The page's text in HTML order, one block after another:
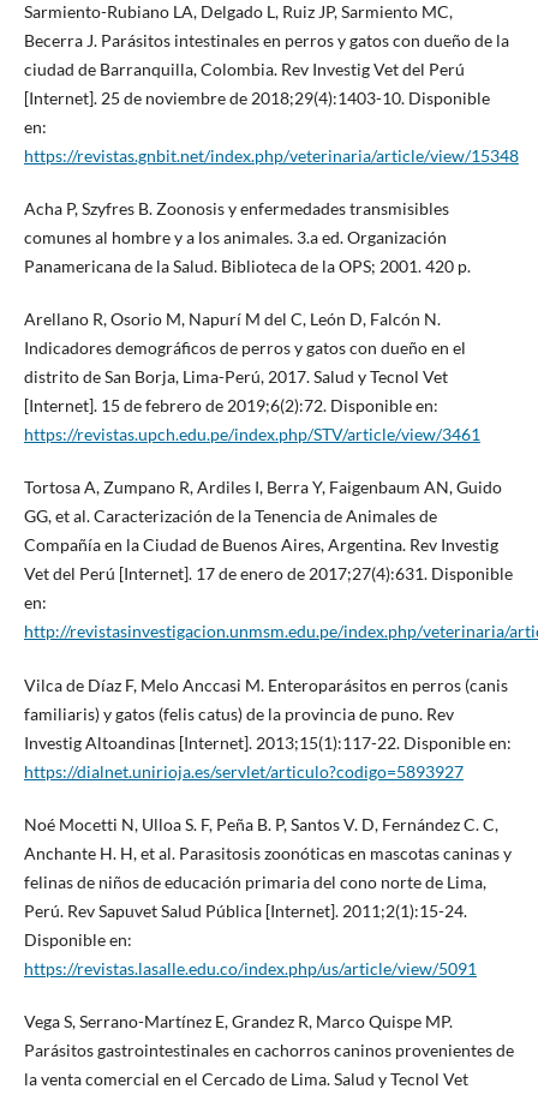
Sarmiento-Rubiano LA, Delgado L, Ruiz JP, Sarmiento MC,
Becerra J. Parásitos intestinales en perros y gatos con dueño de la
ciudad de Barranquilla, Colombia. Rev Investig Vet del Perú
[Internet]. 25 de noviembre de 2018;29(4):1403-10. Disponible
en:
https://revistas.gnbit.net/index.php/veterinaria/article/view/15348
Acha P, Szyfres B. Zoonosis y enfermedades transmisibles
comunes al hombre y a los animales. 3.a ed. Organización
Panamericana de la Salud. Biblioteca de la OPS; 2001. 420 p.
Arellano R, Osorio M, Napurí M del C, León D, Falcón N.
Indicadores demográficos de perros y gatos con dueño en el
distrito de San Borja, Lima-Perú, 2017. Salud y Tecnol Vet
[Internet]. 15 de febrero de 2019;6(2):72. Disponible en:
https://revistas.upch.edu.pe/index.php/STV/article/view/3461
Tortosa A, Zumpano R, Ardiles I, Berra Y, Faigenbaum AN, Guido
GG, et al. Caracterización de la Tenencia de Animales de
Compañía en la Ciudad de Buenos Aires, Argentina. Rev Investig
Vet del Perú [Internet]. 17 de enero de 2017;27(4):631. Disponible
en:
http://revistasinvestigacion.unmsm.edu.pe/index.php/veterinaria/
Vilca de Díaz F, Melo Anccasi M. Enteroparásitos en perros (canis
familiaris) y gatos (felis catus) de la provincia de puno. Rev
Investig Altoandinas [Internet]. 2013;15(1):117-22. Disponible en:
https://dialnet.unirioja.es/servlet/articulo?codigo=5893927
Noé Mocetti N, Ulloa S. F, Peña B. P, Santos V. D, Fernández C. C,
Anchante H. H, et al. Parasitosis zoonóticas en mascotas caninas y
felinas de niños de educación primaria del cono norte de Lima,
Perú. Rev Sapuvet Salud Pública [Internet]. 2011;2(1):15-24.
Disponible en:
https://revistas.lasalle.edu.co/index.php/us/article/view/5091
Vega S, Serrano-Martínez E, Grandez R, Marco Quispe MP.
Parásitos gastrointestinales en cachorros caninos provenientes de
la venta comercial en el Cercado de Lima. Salud y Tecnol Vet